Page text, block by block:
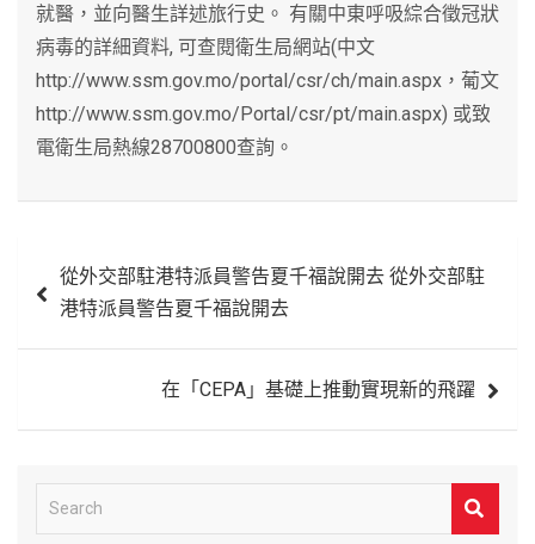
就醫，並向醫生詳述旅行史。 有關中東呼吸綜合徵冠狀
病毒的詳細資料, 可查閱衛生局網站(中文
http://www.ssm.gov.mo/portal/csr/ch/main.aspx，葡文
http://www.ssm.gov.mo/Portal/csr/pt/main.aspx) 或致
電衛生局熱線28700800查詢。
章 從外交部駐港特派員警告夏千福說開去 從外交部駐
港特派員警告夏千福說開去
在「CEPA」基礎上推動實現新的飛躍
e